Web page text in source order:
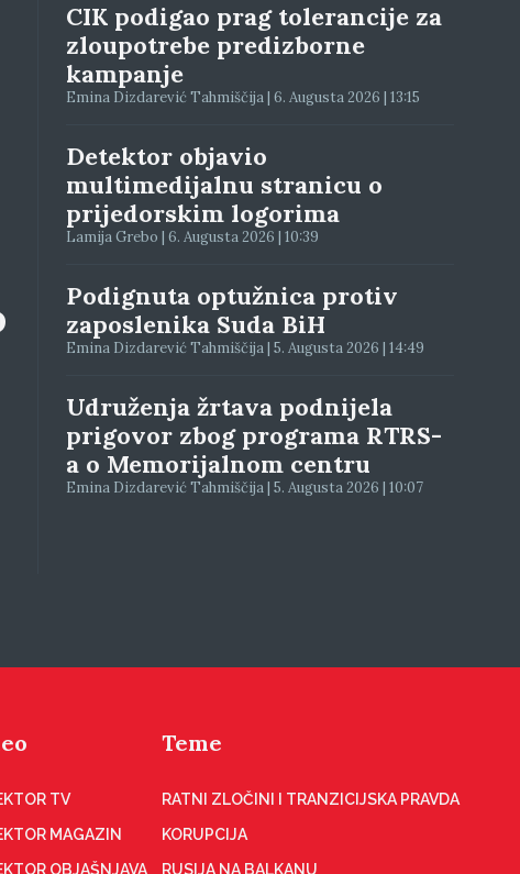
CIK podigao prag tolerancije za
zloupotrebe predizborne
kampanje
Emina Dizdarević Tahmiščija | 6. Augusta 2026 | 13:15
Detektor objavio
multimedijalnu stranicu o
prijedorskim logorima
Lamija Grebo | 6. Augusta 2026 | 10:39
Podignuta optužnica protiv
zaposlenika Suda BiH
Emina Dizdarević Tahmiščija | 5. Augusta 2026 | 14:49
Udruženja žrtava podnijela
prigovor zbog programa RTRS-
a o Memorijalnom centru
Emina Dizdarević Tahmiščija | 5. Augusta 2026 | 10:07
TV
MAGAZIN
OBJAŠNJAVA
Teme
RATNI ZLOČINI I TRANZICIJSKA PRAVDA
KORUPCIJA
RUSIJA NA BALKANU